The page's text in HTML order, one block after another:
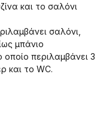
και το σαλόνι
σαλόνι,
μπάνιο
περιλαμβάνει 3
και το WC.